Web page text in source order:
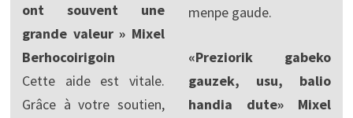
ont souvent une
grande valeur » Mixel
Berhocoirigoin
Cette aide est vitale.
Grâce à votre soutien,
menpe gaude.
«Preziorik gabeko
gauzek, usu, balio
handia dute» Mixel